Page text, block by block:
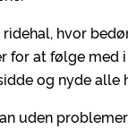
hvor
for at følge
og nyde alle
uden